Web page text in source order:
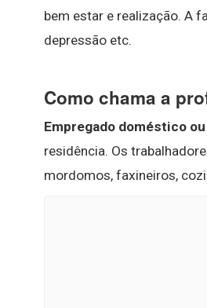
bem estar e realização. A
depressão etc.
Como chama a
Empregado doméstico
residência. Os
mordomos, faxineiros,